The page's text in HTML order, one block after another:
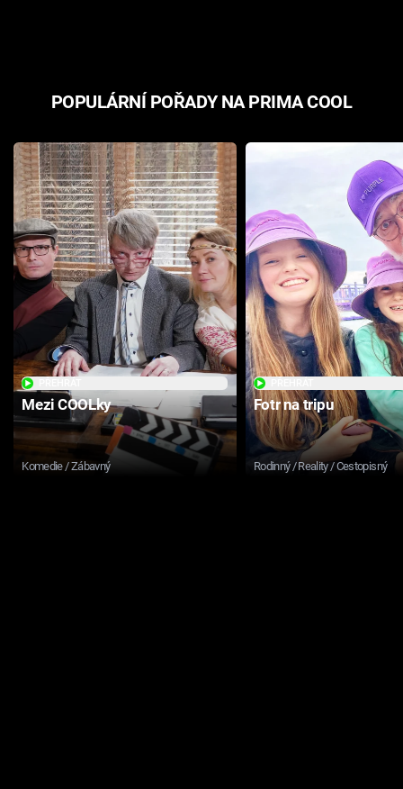
POPULÁRNÍ POŘADY NA PRIMA COOL
Mezi COOLky
Komedie / Zábavný
Fotr na tripu
Rodinný / Reality / Cestopisný